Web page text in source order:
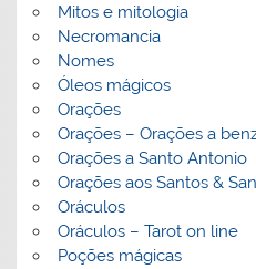
Mitos e mitologia
Necromancia
Nomes
Óleos mágicos
Orações
Orações – Orações a
Orações a Santo Antonio
Orações aos Santos &
Oráculos
Oráculos – Tarot on line
Poções mágicas